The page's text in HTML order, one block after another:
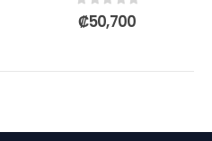
0out of 5
₡50,700